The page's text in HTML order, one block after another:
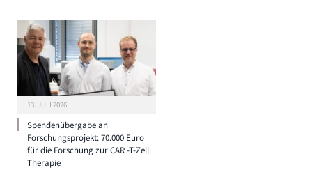
13. JULI 2026
Spendenübergabe an
Forschungsprojekt: 70.000 Euro
für die Forschung zur CAR -T-Zell
Therapie